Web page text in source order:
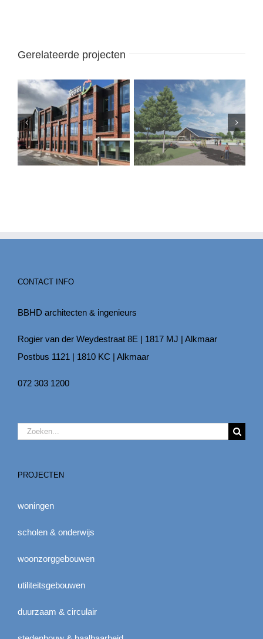
Gerelateerde projecten
CONTACT INFO
BBHD architecten & ingenieurs
Rogier van der Weydestraat 8E | 1817 MJ | Alkmaar
Postbus 1121 | 1810 KC | Alkmaar
072 303 1200
Zoeken
PROJECTEN
woningen
scholen & onderwijs
woonzorggebouwen
utiliteitsgebouwen
duurzaam & circulair